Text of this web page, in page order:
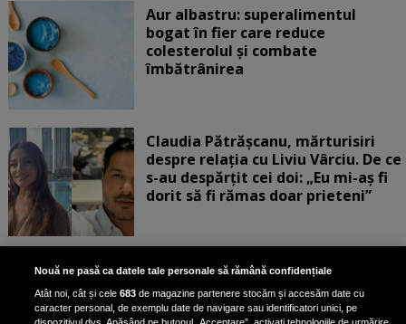
Aur albastru: superalimentul
bogat în fier care reduce
colesterolul și combate
îmbătrânirea
Claudia Pătrășcanu, mărturisiri
despre relația cu Liviu Vârciu. De ce
s-au despărțit cei doi: „Eu mi-aș fi
dorit să fi rămas doar prieteni”
„Turbați când vedeți corpul ăsta”.
Rux a răbufnit după ce a fost
criticată că a pozat în costum de
Nouă ne pasă ca datele tale personale să rămână confidențiale
Atât noi, cât și cele683 de magazine partenere stocăm și accesăm date cu
caracter personal, de exemplu date de navigare sau identificatori unici, pe